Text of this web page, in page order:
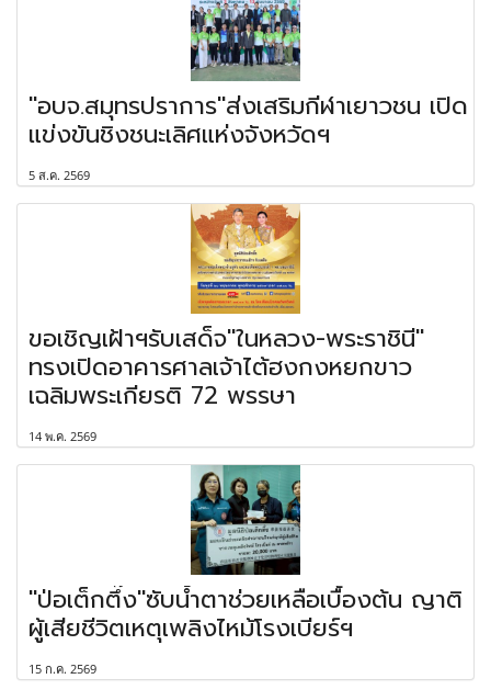
"อบจ.สมุทรปราการ"ส่งเสริมกีฬาเยาวชน เปิด
แข่งขันชิงชนะเลิศแห่งจังหวัดฯ
5 ส.ค. 2569
ขอเชิญเฝ้าฯรับเสด็จ"ในหลวง-พระราชินี"
ทรงเปิดอาคารศาลเจ้าไต้ฮงกงหยกขาว
เฉลิมพระเกียรติ 72 พรรษา
14 พ.ค. 2569
"ป่อเต็กตึ๊ง"ซับน้ำตาช่วยเหลือเบื้องต้น ญาติ
ผู้เสียชีวิตเหตุเพลิงไหม้โรงเบียร์ฯ
15 ก.ค. 2569